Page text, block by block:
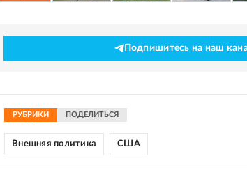
Подпишитесь на наш
РУБРИКИ ПОДЕЛИТЬСЯ
Внешняя политика США